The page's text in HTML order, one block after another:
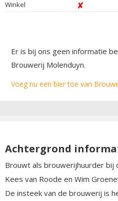
Winkel
Er is bij ons geen informatie
Brouwerij Molenduyn.
Voeg nu een bier toe van
Achtergrond
Brouwt als brouwerijhuurder bij
Kees van Roode en Wim
De insteek van de brouwerij is